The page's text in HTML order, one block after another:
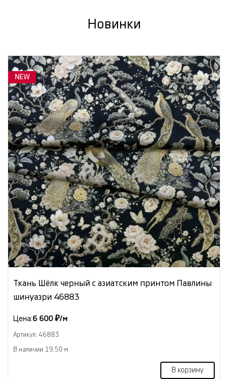
Новинки
NEW
Ткань Шёлк черный с азиатским принтом Павлины
шинуазри 46883
Цена:6 600 ₽/м
Артикул: 46883
В наличии 19.50 м
В корзину